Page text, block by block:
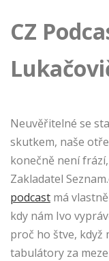
CZ
Neuvěřitelné se
skutkem, naše
konečně není
Zakladatel
podcast má
kdy nám Ivo
proč ho štve, když
tabulátory za